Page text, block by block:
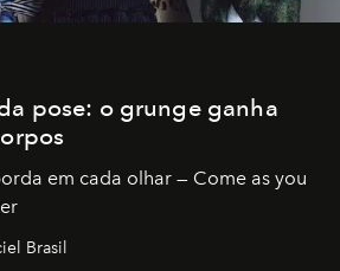
pose: o grunge ganha
em cada olhar — Come as you
Brasil